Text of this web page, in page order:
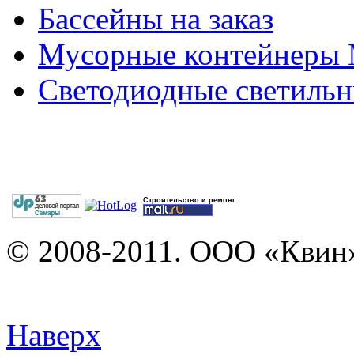
Бассейны на заказ
Мусорные контейнеры
Светодиодные
Строительство и ремонт
© 2008-2011. ООО
Наверх